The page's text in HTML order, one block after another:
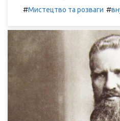
#Мистецтво та розваги #